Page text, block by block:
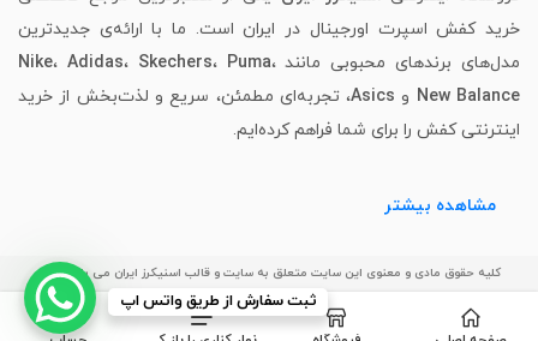
خرید کفش اسپرت اورجینال در ایران است. ما با ارائه‌ی جدیدترین
مدل‌های برندهای محبوبی مانند
Nike، Adidas، Skechers، Puma،
New Balance و Asics، تجربه‌ای مطمئن، سریع و لذت‌بخش از خرید
اینترنتی کفش را برای شما فراهم کرده‌ایم.
مشاهده بیشتر
کلیه حقوق مادی و معنوی این سایت متعلق به سایت و قالب اسنیکرز ایران می باشد.
ثبت سفارش از طریق واتس اپ